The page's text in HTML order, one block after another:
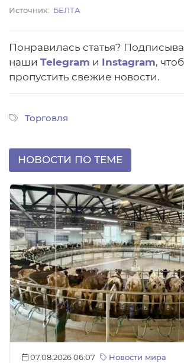
Источник БЕЛТА
Понравилась статья?
наши Telegram и Instagram,
пропустить свежие новости.
Торговля
НОВОСТИ ПО ТЕМЕ
07.08.2026 06:07 Новости мира